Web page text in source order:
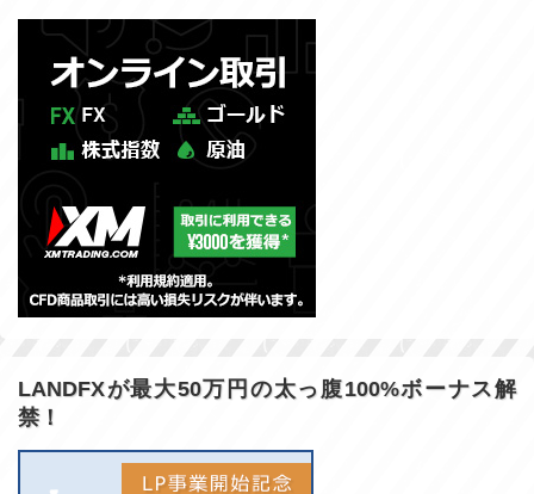
LANDFXが最大50万円の太っ腹100%ボーナス解
禁！